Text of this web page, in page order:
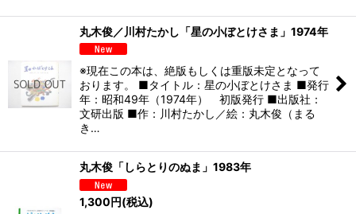
丸木俊／川村たかし「星の小ぼとけさま」1974年
※現在この本は、絶版もしくは重版未定となって
おります。 ■タイトル：星の小ぼとけさま ■発行
年：昭和49年（1974年） 初版発行 ■出版社：
文研出版 ■作：川村たかし／絵：丸木俊（まる
き…
丸木俊「しらとりのぬま」1983年
1,300円(税込)